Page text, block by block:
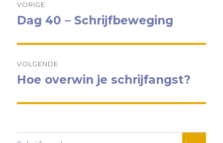
navigatie
VORIGE
Vorig
Dag 40 – Schrijfbeweging
VOLGENDE
Volgend
Hoe overwin je schrijfangst?